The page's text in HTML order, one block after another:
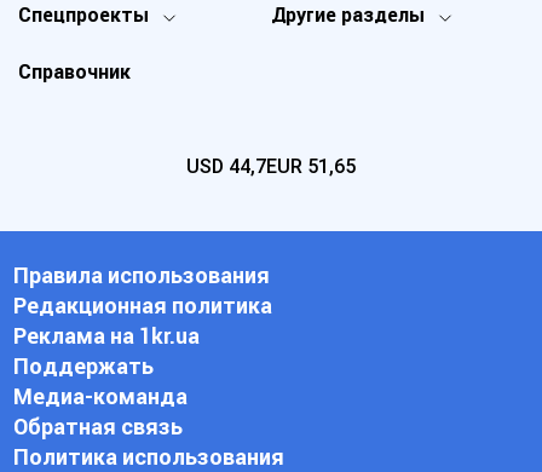
Спецпроекты Другие разделы
Справочник
USD 44,7EUR 51,65
Правила использования
Редакционная политика
Реклама на 1kr.ua
Поддержать
Медиа-команда
Обратная связь
Политика использования